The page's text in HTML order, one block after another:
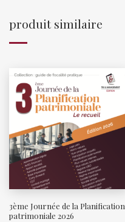
produit similaire
3ème Journée de la Planification
patrimoniale 2026